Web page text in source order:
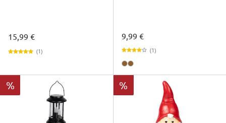
15,99 €
(1)
9,99 €
(1)
% %